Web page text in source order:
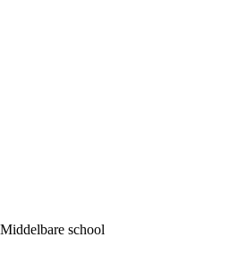
school